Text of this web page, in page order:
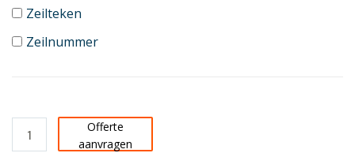
Zeilteken
Zeilnummer
Offerte
aanvragen